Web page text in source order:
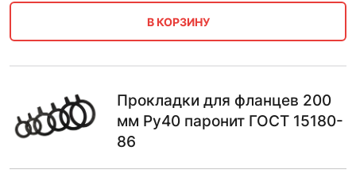
В КОРЗИНУ
Прокладки для фланцев 200
мм Ру40 паронит ГОСТ 15180-
86